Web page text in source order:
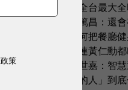
全台最大
篤昌：還
何把餐廳
連黃仁勳
世嘉：智
的人」到
策